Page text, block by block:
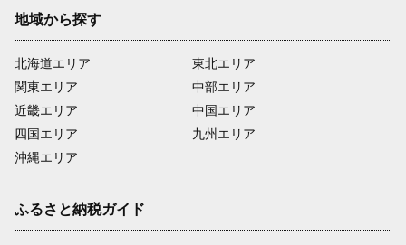
地域から探す
北海道エリア
関東エリア
近畿エリア
四国エリア
沖縄エリア
東北エリア
中部エリア
中国エリア
九州エリア
ふるさと納税ガイド